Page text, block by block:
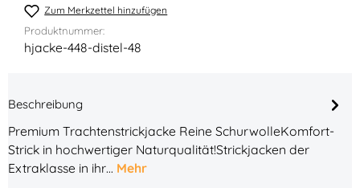
Zum Merkzettel hinzufügen
Produktnummer:
hjacke-448-distel-48
Beschreibung
Premium Trachtenstrickjacke Reine SchurwolleKomfort-
Strick in hochwertiger Naturqualität!Strickjacken der
Extraklasse in ihr… Mehr